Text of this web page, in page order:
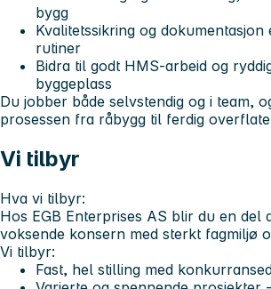
bygg
Kvalitetssikring og dokumentasjon
rutiner
Bidra til godt HMS-arbeid og
byggeplass
Du jobber både selvstendig og i team,
prosessen fra råbygg til ferdig
Vi tilbyr
Hva vi tilbyr:
Hos EGB Enterprises AS blir du en del
voksende konsern med sterkt fagmiljø
Vi tilbyr:
Fast, hel stilling med